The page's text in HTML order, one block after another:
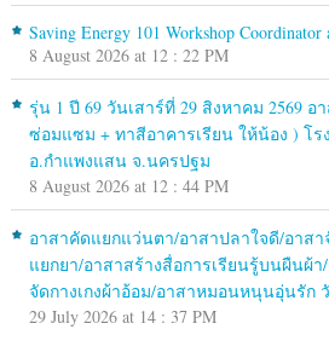
Saving Energy 101 Workshop
8 August 2026 at 12 : 22 PM
รุ่น 1 ปี 69 วันเสาร์ที่ 29 สิงหาคม 2569
ซ่อมแซม + ทาสีอาคารเรียน ให้น้อง ) โร
อ.กำแพงแสน จ.นครปฐม
8 August 2026 at 12 : 44 PM
อาสาคัดแยกแว่นตา/อาสาปลาใจดี/อาส
แยกยา/อาสาสร้างสื่อการเรียนรู้บนผืนผ้
จัดกางเกงผ้าอ้อม/อาสาหมอนหนุนอุ่นรัก
29 July 2026 at 14 : 37 PM